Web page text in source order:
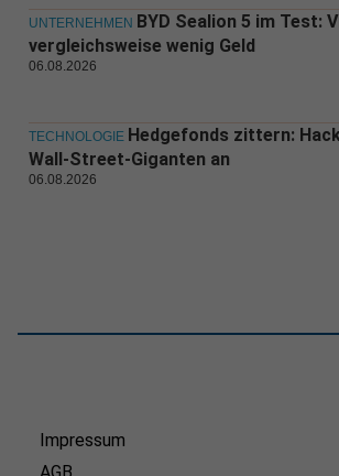
UNTERNEHMEN BYD Sealion 5 im Test:
vergleichsweise wenig Geld
06.08.2026
TECHNOLOGIE Hedgefonds zittern:
Wall-Street-Giganten an
06.08.2026
Impressum